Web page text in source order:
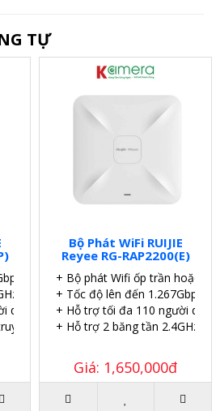
TỰ
và 5GHz
dùng | 8 SSID.
cập đồng thời đề xuất là 24+.
Bộ Phát WiFi RUIJIE
Reyee RG-RAP2200(E)
+ Bộ phát Wifi ốp trần hoặc
+ Tốc độ lên đến 1.267Gbps.
+ Hỗ trợ tối đa 110 người
+ Hỗ trợ 2 băng tần 2.4GHz và
Giá: 1,650,000đ